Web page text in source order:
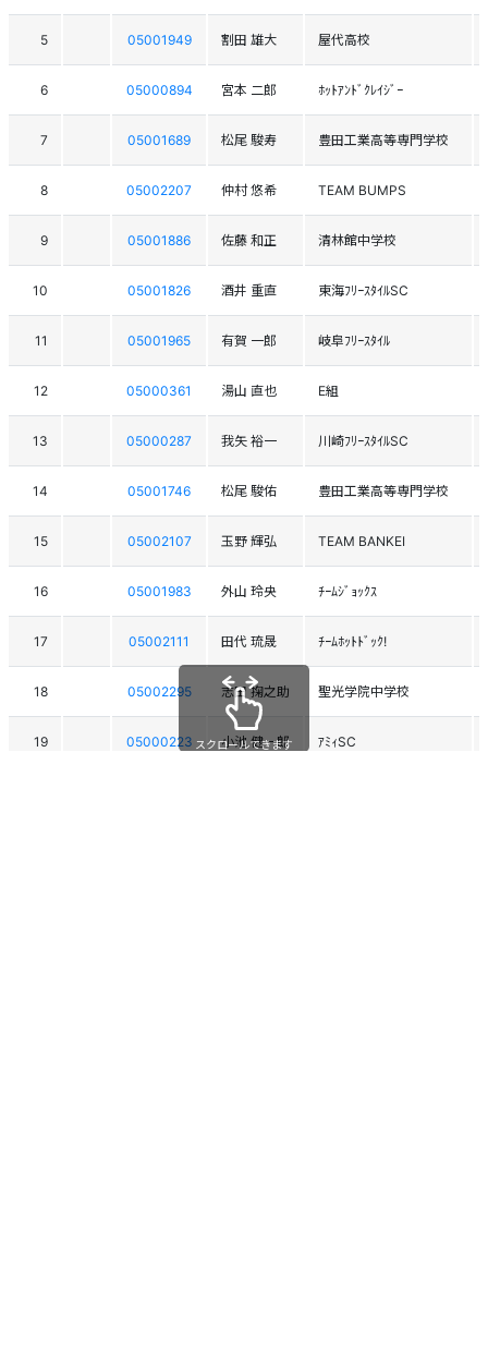
5 05001949 割田 雄大 屋代高校
6 05000894 宮本 二郎 ﾎｯﾄｱﾝﾄﾞｸﾚｲｼﾞｰ
7 05001689 松尾 駿寿 豊田工業高等専門学校
8 05002207 仲村 悠希 TEAM BUMPS
9 05001886 佐藤 和正 清林館中学校
10 05001826 酒井 重直 東海ﾌﾘｰｽﾀｲﾙSC
11 05001965 有賀 一郎 岐阜ﾌﾘｰｽﾀｲﾙ
12 05000361 湯山 直也 E組
13 05000287 我矢 裕一 川崎ﾌﾘｰｽﾀｲﾙSC
14 05001746 松尾 駿佑 豊田工業高等専門学校
15 05002107 玉野 輝弘 TEAM BANKEI
16 05001983 外山 玲央 ﾁｰﾑｼﾞｮｯｸｽ
17 05002111 田代 琉晟 ﾁｰﾑﾎｯﾄﾄﾞｯｸ!
18 05002295 志田 掬之助 聖光学院中学校
19 05000223 小池 健一郎 ｱﾐｨSC
スクロールできます